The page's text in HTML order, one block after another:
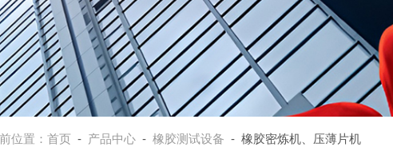
位置： 首页 - 产品中心- 橡胶测试设备 - 橡胶密炼机、压薄片机